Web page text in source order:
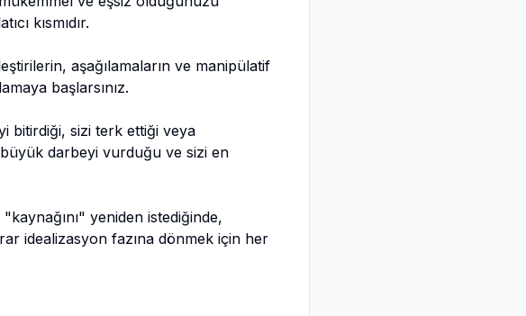
kısmıdır.
aşağılamaların ve manipülatif
başlarsınız.
bitirdiği, sizi terk ettiği veya
darbeyi vurduğu ve sizi en
yeniden istediğinde,
idealizasyon fazına dönmek için her